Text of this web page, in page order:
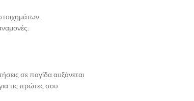
σε παγίδα αυξάνεται
τις πρώτες σου